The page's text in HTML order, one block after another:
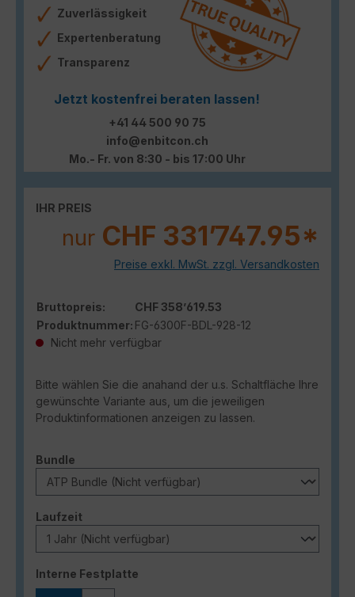
Zuverlässigkeit
Expertenberatung
Transparenz
Jetzt kostenfrei beraten lassen!
+41 44 500 90 75
info@enbitcon.ch
Mo.- Fr. von 8:30 - bis 17:00 Uhr
IHR PREIS
nur CHF 331’747.95*
Preise exkl. MwSt. zzgl. Versandkosten
Bruttopreis:
CHF 358’619.53
Produktnummer: FG-6300F-BDL-928-12
Nicht mehr verfügbar
Bitte wählen Sie die anahand der u.s. Schaltfläche Ihre
gewünschte Variante aus, um die jeweiligen
Produktinformationen anzeigen zu lassen.
Bundle
Laufzeitauswählen
Interne Festplatte